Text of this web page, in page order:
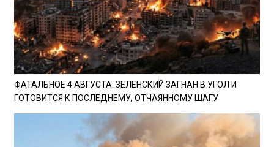
ФАТАЛЬНОЕ 4 АВГУСТА: ЗЕЛЕНСКИЙ ЗАГНАН В УГОЛ И
ГОТОВИТСЯ К ПОСЛЕДНЕМУ, ОТЧАЯННОМУ ШАГУ